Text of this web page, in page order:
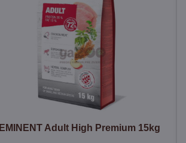
EMINENT Adult High Premium 15kg